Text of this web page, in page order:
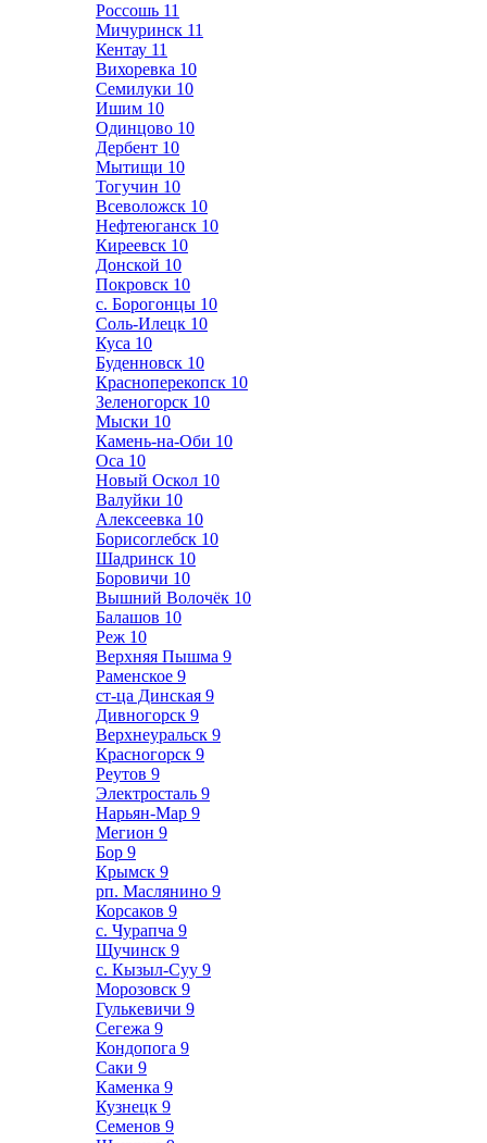
Россошь 11
Мичуринск 11
Кентау 11
Вихоревка 10
Семилуки 10
Ишим 10
Одинцово 10
Дербент 10
Мытищи 10
Тогучин 10
Всеволожск 10
Нефтеюганск 10
Киреевск 10
Донской 10
Покровск 10
с. Борогонцы 10
Соль-Илецк 10
Куса 10
Буденновск 10
Красноперекопск 10
Зеленогорск 10
Мыски 10
Камень-на-Оби 10
Оса 10
Новый Оскол 10
Валуйки 10
Алексеевка 10
Борисоглебск 10
Шадринск 10
Боровичи 10
Вышний Волочёк 10
Балашов 10
Реж 10
Верхняя Пышма 9
Раменское 9
ст-ца Динская 9
Дивногорск 9
Верхнеуральск 9
Красногорск 9
Реутов 9
Электросталь 9
Нарьян-Мар 9
Мегион 9
Бор 9
Крымск 9
рп. Маслянино 9
Корсаков 9
с. Чурапча 9
Щучинск 9
с. Кызыл-Суу 9
Морозовск 9
Гулькевичи 9
Сегежа 9
Кондопога 9
Саки 9
Каменка 9
Кузнецк 9
Семенов 9